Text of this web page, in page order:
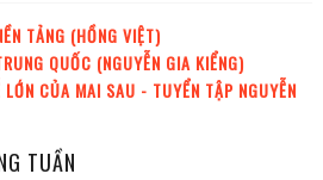
TẢNG (HỒNG VIỆT)
QUỐC (NGUYỄN GIA KIỂNG)
CỦA MAI SAU - TUYỂN TẬP NGUYỄN
TUẦN